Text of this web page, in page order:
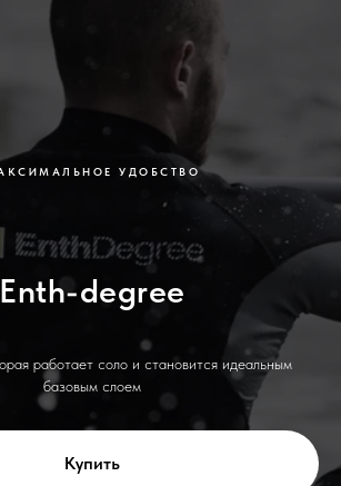
УДОБСТВО
Enth-degree
работает соло и становится идеальным
базовым слоем
Купить